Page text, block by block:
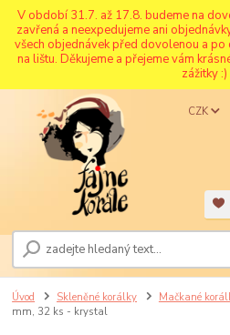
V období 31.7. až 17.8. budeme na
zavřená a neexpedujeme ani
všech objednávek před dovolenou a
na lištu. Děkujeme a přejeme vám
zážitky :)
CZK
Úvod Skleněné korálky Mačkané
mm, 32 ks - krystal